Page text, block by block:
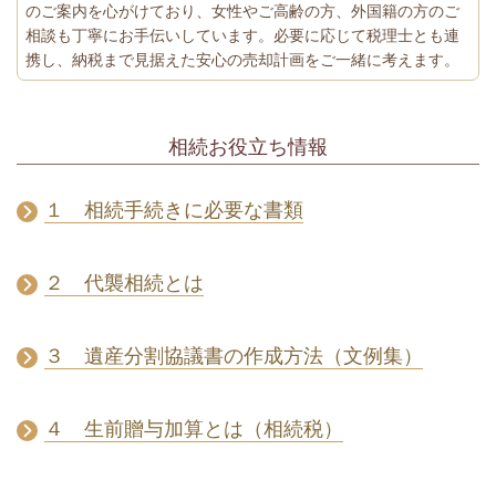
のご案内を心がけており、女性やご高齢の方、外国籍の方のご
相談も丁寧にお手伝いしています。必要に応じて税理士とも連
携し、納税まで見据えた安心の売却計画をご一緒に考えます。
相続お役立ち情報
１ 相続手続きに必要な書類
２ 代襲相続とは
３ 遺産分割協議書の作成方法（文例集）
４ 生前贈与加算とは（相続税）